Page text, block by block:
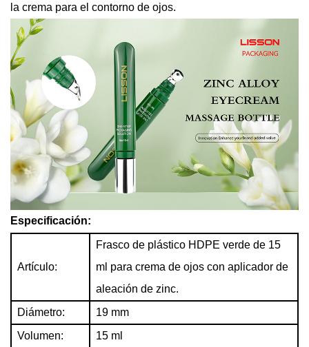
la crema para el contorno de ojos.
Especificación:
Artículo:
Frasco de plástico HDPE verde de 15
ml para crema de ojos con aplicador de
aleación de zinc.
Diámetro:
19 mm
Volumen:
15 ml